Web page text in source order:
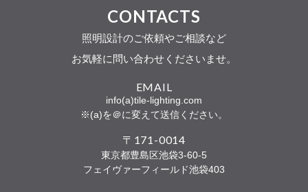
CONTACTS
照明設計のご依頼やご相談など
お気軽に問い合わせくださいませ。
EMAIL
info(a)tile-lighting.com
※(a)を＠に変えて送信ください。
〒171-0014
東京都豊島区池袋3-60-5
フェイヴァーフィールド池袋403